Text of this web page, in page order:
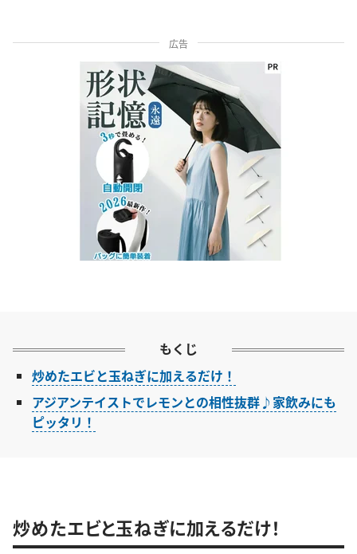
広告
もくじ
炒めたエビと玉ねぎに加えるだけ！
アジアンテイストでレモンとの相性抜群♪家飲みにも
ピッタリ！
炒めたエビと玉ねぎに加えるだけ！